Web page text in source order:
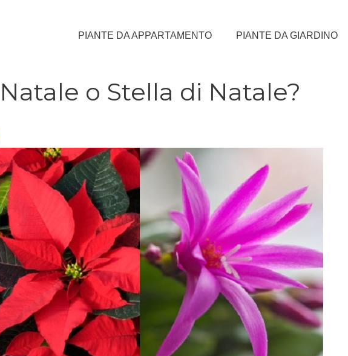
PIANTE DA APPARTAMENTO PIANTE DA GIARDINO
o Stella di Natale?